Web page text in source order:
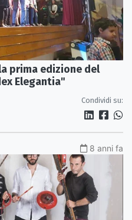
prima edizione del
Elegantia"
Condividi su:
8 anni fa